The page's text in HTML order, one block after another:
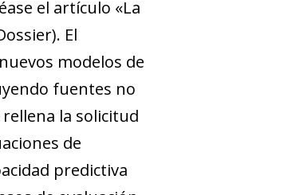
el artículo «La
El
modelos de
fuentes no
la solicitud
de
predictiva